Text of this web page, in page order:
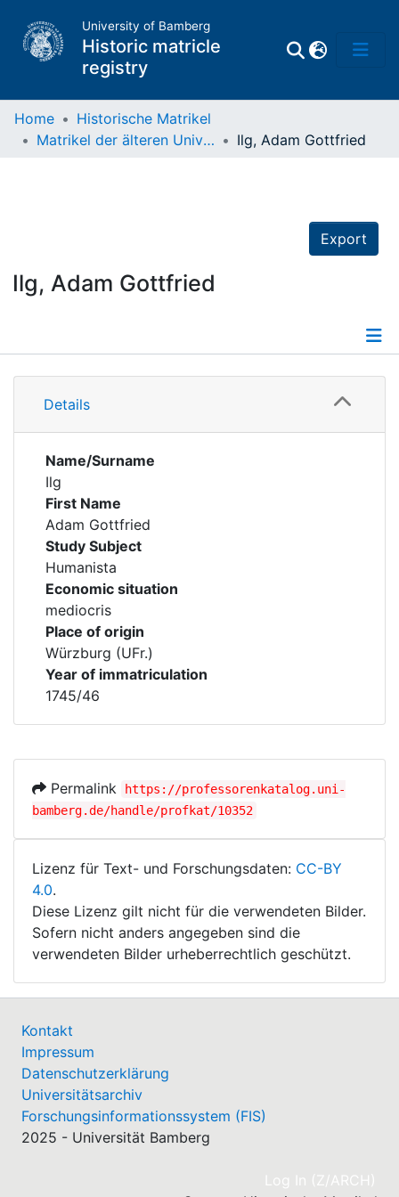
University of Bamberg
Historic matricle
registry
Home
Historische Matrikel
Matrikel der älteren Universität
Ilg, Adam Gottfried
Export
Ilg, Adam Gottfried
Details
Details
Name/Surname
Ilg
First Name
Adam Gottfried
Study Subject
Humanista
Economic situation
mediocris
Place of origin
Würzburg (UFr.)
Year of immatriculation
1745/46
Permalink
https://professorenkatalog.uni-
bamberg.de/handle/profkat/10352
Lizenz für Text- und Forschungsdaten: CC-BY
4.0.
Diese Lizenz gilt nicht für die verwendeten Bilder.
Sofern nicht anders angegeben sind die
verwendeten Bilder urheberrechtlich geschützt.
Kontakt
Impressum
Datenschutzerklärung
Universitätsarchiv
Forschungsinformationssystem (FIS)
2025 - Universität Bamberg
Log In (Z/ARCH)